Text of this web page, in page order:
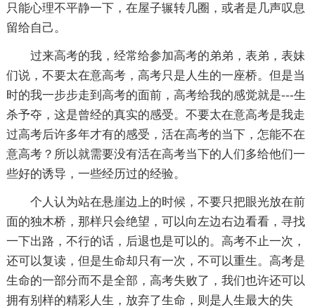
只能心理不平静一下，在屋子辗转几圈，或者是几声叹息
留给自己。
过来高考的我，经常给参加高考的弟弟，表弟，表妹
们说，不要太在意高考，高考只是人生的一座桥。但是当
时的我一步步走到高考的面前，高考给我的感觉就是---生
杀予夺，这是曾经的真实的感受。不要太在意高考是我走
过高考后许多年才有的感受，活在高考的当下，怎能不在
意高考？所以就需要没有活在高考当下的人们多给他们一
些好的诱导，一些经历过的经验。
个人认为站在悬崖边上的时候，不要只把眼光放在前
面的独木桥，那样只会绝望，可以向左边右边看看，寻找
一下出路，不行的话，后退也是可以的。高考不止一次，
还可以复读，但是生命却只有一次，不可以重生。高考是
生命的一部分而不是全部，高考失败了，我们也许还可以
拥有别样的精彩人生，放弃了生命，则是人生最大的失